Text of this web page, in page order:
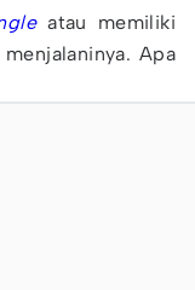
atau memiliki
Apa